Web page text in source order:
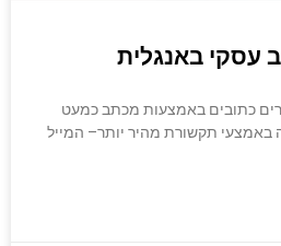
עסקי באנגלית
כתובים באמצעות מכתב כמעט
תקשורת מהיר יותר– המייל